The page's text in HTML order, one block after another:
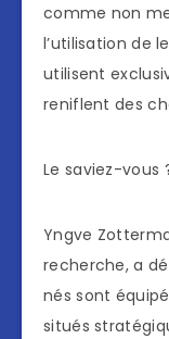
comme non
l’utilisation de
utilisent
reniflent des
Le saviez-vous
Yngve
recherche, a
nés sont
situés